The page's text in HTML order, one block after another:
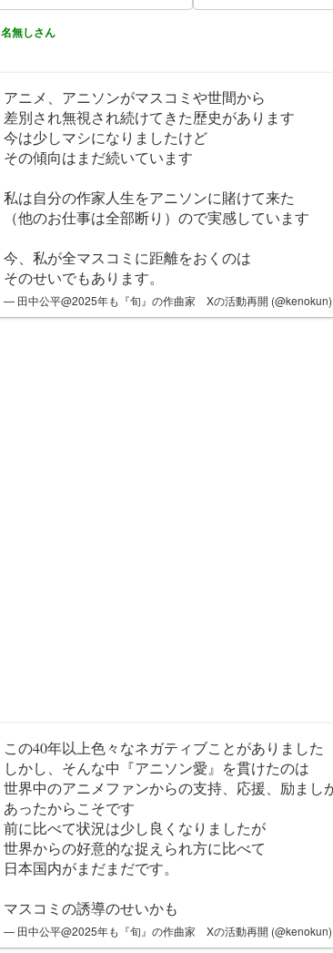
名無しさん
アニメ、アニソンがマスコミや世間から
差別され無視され続けてきた歴史があります
今は少しマシになりましたけど
その傾向はまだ続いています
私は自分の作家人生をアニソンに賭けて来た
（他のお仕事は全部断り）ので実感しています
今、私が全マスコミに距離をおくのは
そのせいでもあります。
— 田中公平@2025年も『旬』の作曲家 Xの活動再開 (@kenokun)
この40年以上色々なネガティブことがありました
しかし、そんな中『アニソン愛』を貫けたのは
世界中のアニメファンからの支持、応援、励まし
あったからこそです
前に比べて状況は少し良くなりましたが
世界からの好意的な捉えられ方に比べて
日本国内がまだまだです。
マスコミの誘導のせいかも
— 田中公平@2025年も『旬』の作曲家 Xの活動再開 (@kenokun)